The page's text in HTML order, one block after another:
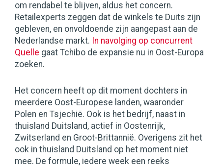
om rendabel te blijven, aldus het concern.
Retailexperts zeggen dat de winkels te Duits zijn
gebleven, en onvoldoende zijn aangepast aan de
Nederlandse markt. In navolging op concurrent
Quelle gaat Tchibo de expansie nu in Oost-Europa
zoeken.
Het concern heeft op dit moment dochters in
meerdere Oost-Europese landen, waaronder
Polen en Tsjechië. Ook is het bedrijf, naast in
thuisland Duitsland, actief in Oostenrijk,
Zwitserland en Groot-Brittannië. Overigens zit het
ook in thuisland Duitsland op het moment niet
mee. De formule, iedere week een reeks